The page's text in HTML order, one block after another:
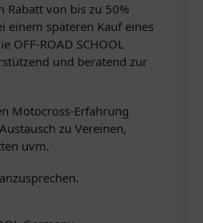
Rabatt von bis zu 50%
einem späteren Kauf eines
OFF-ROAD SCHOOL
und beratend zur
Motocross-Erfahrung
zu Vereinen,
uvm.